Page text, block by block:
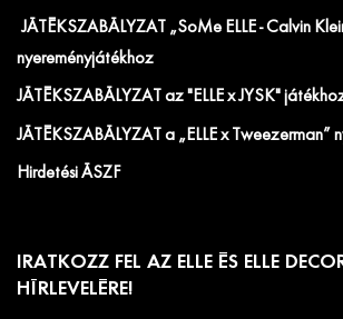
JÁTÉKSZABÁLYZAT „SoMe ELLE - Calvin
nyereményjátékhoz
JÁTÉKSZABÁLYZAT az "ELLE x JYSK"
JÁTÉKSZABÁLYZAT a „ELLE x Tweezerman”
Hirdetési ÁSZF
IRATKOZZ FEL AZ ELLE ÉS ELLE
HÍRLEVELÉRE!